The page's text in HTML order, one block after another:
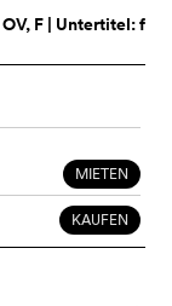
OV, F | Untertitel: f
MIETEN
KAUFEN